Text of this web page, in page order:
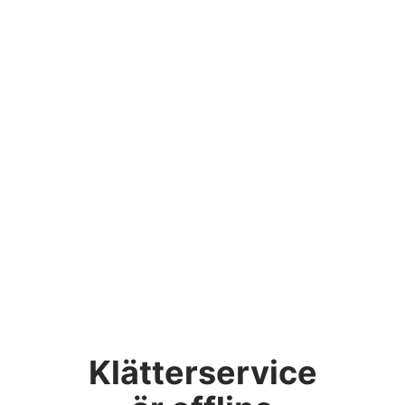
Klätterservice